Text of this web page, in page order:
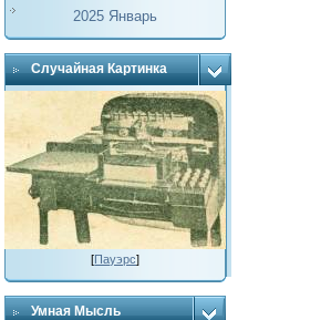
2025 Январь
Случайная Картинка
[Пауэрс]
Умная Мысль